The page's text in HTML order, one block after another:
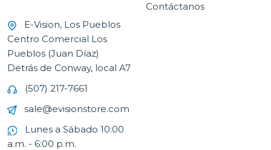
E-Vision, Los Pueblos
Centro Comercial Los
Pueblos (Juan Díaz)
Detrás de Conway, local A7
(507) 217-7661
sale@evisionstore.com
Lunes a Sábado 10:00
a.m. - 6:00 p.m.
Contáctanos